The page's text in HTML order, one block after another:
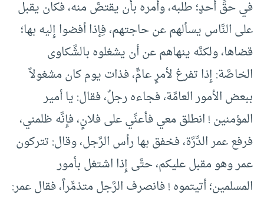
في حقِّ أحدٍ؛ طلبه، وأمره بأن يقتصَّ منه، فكان يقبل
على النَّاس يسألهم عن حاجتهم، فِإذا أفضوا إِليه بها؛
قضاها، ولكنَّه ينهاهم عن أن يشغلوه بالشَّكاوى
الخاصَّة: إِذا تفرغ لأمرٍ عامٍّ، فذات يوم كان مشغولاً
ببعض الأمور العامَّة، فجاءه رجلٌ، فقال: يا أمير
المؤمنين ! انطلق معي فأعنِّي على فلانٍ، فإِنَّه ظلمني،
فرفع عمر الدِّرَّة، فخفق بها رأس الرَّجل، وقال: تتركون
عمر وهو مقبل عليكم، حتَّى إِذا اشتغل بأمور
المسلمين؛ أتيتموه ! فانصرف الرَّجل متذمِّراً، فقال عمر: